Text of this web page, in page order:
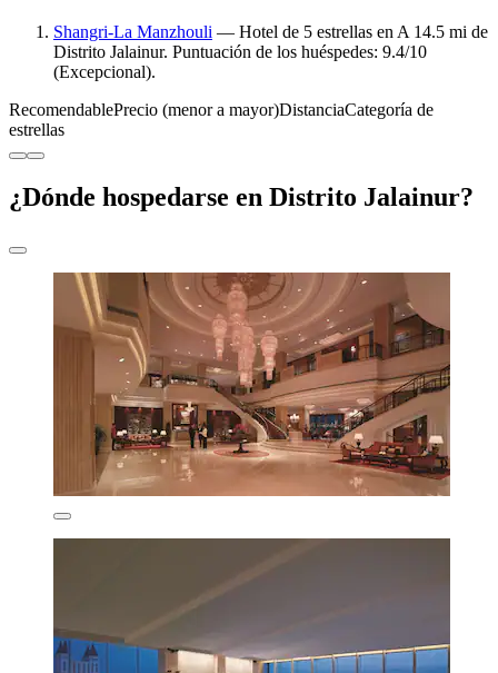
Shangri-La Manzhouli — Hotel de 5 estrellas en A 14.5 mi de
Distrito Jalainur. Puntuación de los huéspedes: 9.4/10
(Excepcional).
RecomendablePrecio (menor a mayor)DistanciaCategoría de
estrellas
¿Dónde hospedarse en Distrito Jalainur?